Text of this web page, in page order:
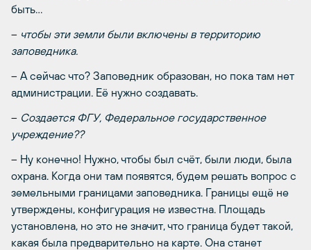
быть…
– чтобы эти земли были включены в территорию
заповедника.
– А сейчас что? Заповедник образован, но пока там нет
администрации. Её нужно создавать.
– Создается ФГУ, Федеральное государственное
учреждение??
– Ну конечно! Нужно, чтобы был счёт, были люди, была
охрана. Когда они там появятся, будем решать вопрос с
земельными границами заповедника. Границы ещё не
утверждены, конфигурация не известна. Площадь
установлена, но это не значит, что граница будет такой,
какая была предварительно на карте. Она станет